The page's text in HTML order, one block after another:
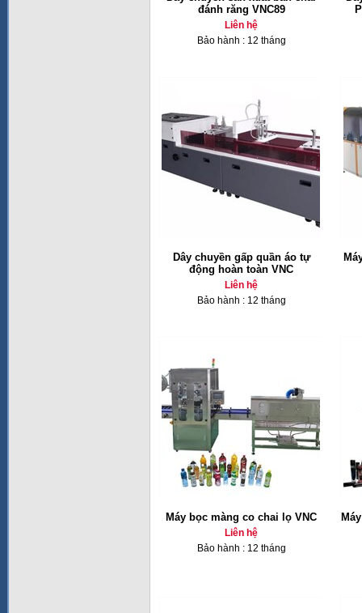
đánh răng VNC89
Liên hệ
Bảo hành : 12 tháng
Dây chuyền gấp quần áo tự
động hoàn toàn VNC
Liên hệ
Bảo hành : 12 tháng
Máy bọc màng co chai lọ VNC
Liên hệ
Bảo hành : 12 tháng